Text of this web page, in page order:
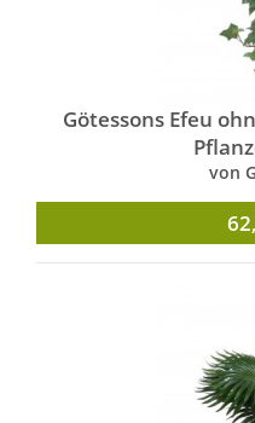
Götessons Efeu
von